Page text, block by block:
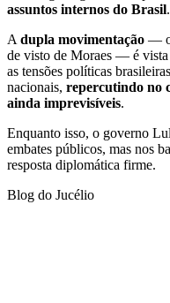
assuntos internos do Brasil.
Adupla movimentação —
de visto de Moraes — é vista
as tensões políticas
nacionais, repercutindo no
ainda imprevisíveis.
Enquanto isso, o governo
embates públicos, mas nos
resposta diplomática firme.
Blog do Jucélio